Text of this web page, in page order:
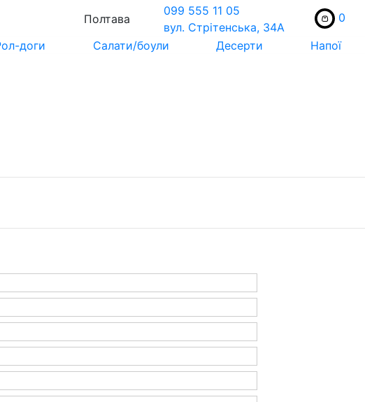
Полтава
099 555 11 05
вул. Стрiтенська, 34А
0
доги Салати/боули Десерти Напої